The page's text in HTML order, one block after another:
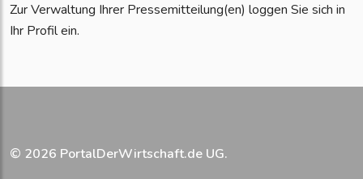
Zur Verwaltung Ihrer Pressemitteilung(en) loggen Sie sich in
Ihr Profil ein.
© 2026 PortalDerWirtschaft.de UG.